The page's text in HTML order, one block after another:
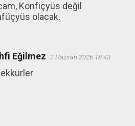
Konfiçyüs değil
olacak.
Eğilmez 3 Haziran 2026 18:43